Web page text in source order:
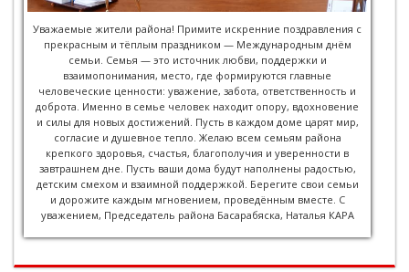
Уважаемые жители района! Примите искренние поздравления с
прекрасным и тёплым праздником — Международным днём
семьи. Семья — это источник любви, поддержки и
взаимопонимания, место, где формируются главные
человеческие ценности: уважение, забота, ответственность и
доброта. Именно в семье человек находит опору, вдохновение
и силы для новых достижений. Пусть в каждом доме царят мир,
согласие и душевное тепло. Желаю всем семьям района
крепкого здоровья, счастья, благополучия и уверенности в
завтрашнем дне. Пусть ваши дома будут наполнены радостью,
детским смехом и взаимной поддержкой. Берегите свои семьи
и дорожите каждым мгновением, проведённым вместе. С
уважением, Председатель района Басарабяска, Наталья КАРА